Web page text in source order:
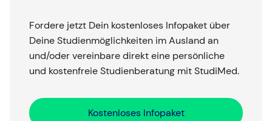
Fordere jetzt Dein kostenloses Infopaket über
Deine Studienmöglichkeiten im Ausland an
und/oder vereinbare direkt eine persönliche
und kostenfreie Studienberatung mit StudiMed.
Kostenloses Infopaket